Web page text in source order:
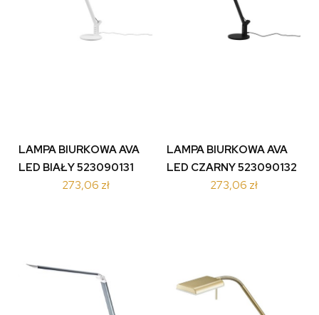
LAMPA BIURKOWA AVA
LED BIAŁY 523090131
273,06 zł
LAMPA BIURKOWA AVA
LED CZARNY 523090132
273,06 zł